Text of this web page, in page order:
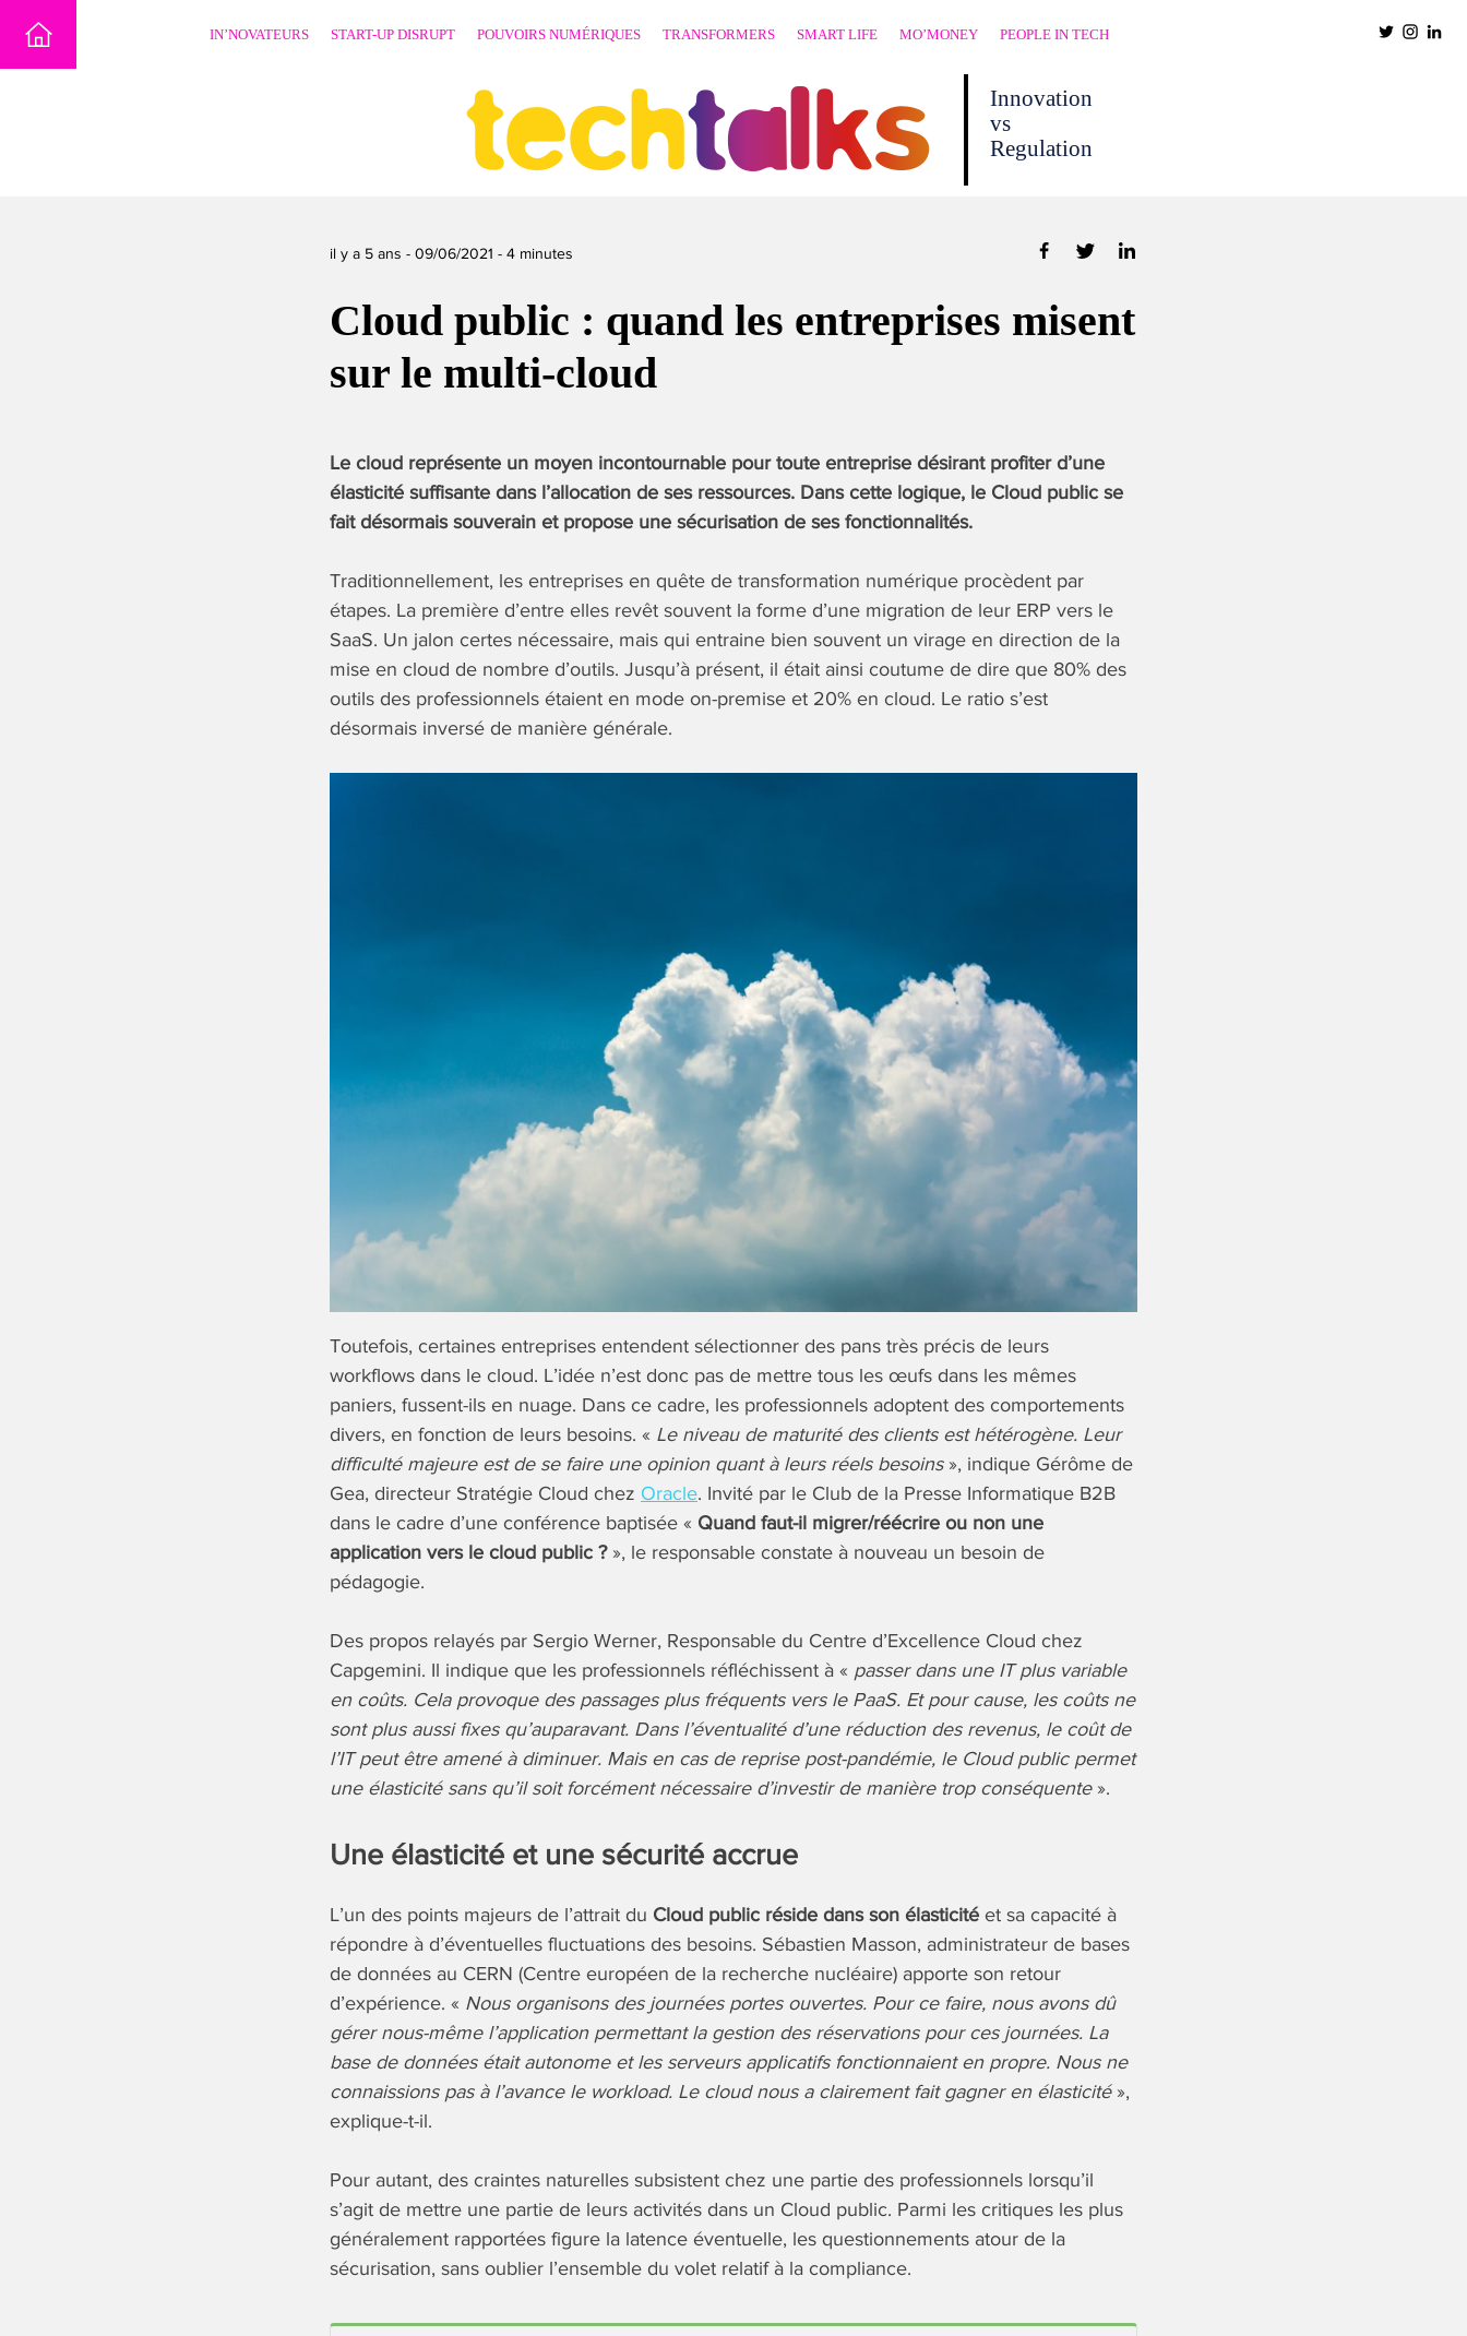
IN’NOVATEURS START-UP DISRUPT POUVOIRS NUMÉRIQUES TRANSFORMERS SMART LIFE MO’MONEY PEOPLE IN TECH
techtalks
Innovation
vs
Regulation
il y a 5 ans - 09/06/2021 - 4 minutes
Cloud public : quand les entreprises misent
sur le multi-cloud
Le cloud représente un moyen incontournable pour toute entreprise désirant profiter d’une
élasticité suffisante dans l’allocation de ses ressources. Dans cette logique, le Cloud public se
fait désormais souverain et propose une sécurisation de ses fonctionnalités.
Traditionnellement, les entreprises en quête de transformation numérique procèdent par
étapes. La première d’entre elles revêt souvent la forme d’une migration de leur ERP vers le
SaaS. Un jalon certes nécessaire, mais qui entraine bien souvent un virage en direction de la
mise en cloud de nombre d’outils. Jusqu’à présent, il était ainsi coutume de dire que 80% des
outils des professionnels étaient en mode on-premise et 20% en cloud. Le ratio s’est
désormais inversé de manière générale.
Toutefois, certaines entreprises entendent sélectionner des pans très précis de leurs
workflows dans le cloud. L’idée n’est donc pas de mettre tous les œufs dans les mêmes
paniers, fussent-ils en nuage. Dans ce cadre, les professionnels adoptent des comportements
divers, en fonction de leurs besoins. « Le niveau de maturité des clients est hétérogène. Leur
difficulté majeure est de se faire une opinion quant à leurs réels besoins», indique Gérôme de
Gea, directeur Stratégie Cloud chez Oracle. Invité par le Club de la Presse Informatique B2B
dans le cadre d’une conférence baptisée « Quand faut-il migrer/réécrire ou non une
application vers le cloud public ?», le responsable constate à nouveau un besoin de
pédagogie.
Des propos relayés par Sergio Werner, Responsable du Centre d’Excellence Cloud chez
Capgemini. Il indique que les professionnels réfléchissent à « passer dans une IT plus variable
en coûts. Cela provoque des passages plus fréquents vers le PaaS. Et pour cause, les coûts ne
sont plus aussi fixes qu’auparavant. Dans l’éventualité d’une réduction des revenus, le coût de
l’IT peut être amené à diminuer. Mais en cas de reprise post-pandémie, le Cloud public permet
une élasticité sans qu’il soit forcément nécessaire d’investir de manière trop conséquente ».
Une élasticité et une sécurité accrue
L’un des points majeurs de l’attrait du Cloud public réside dans son élasticité et sa capacité à
répondre à d’éventuelles fluctuations des besoins. Sébastien Masson, administrateur de bases
de données au CERN (Centre européen de la recherche nucléaire) apporte son retour
d’expérience. « Nous organisons des journées portes ouvertes. Pour ce faire, nous avons dû
gérer nous-même l’application permettant la gestion des réservations pour ces journées. La
base de données était autonome et les serveurs applicatifs fonctionnaient en propre. Nous ne
connaissions pas à l’avance le workload. Le cloud nous a clairement fait gagner en élasticité »,
explique-t-il.
Pour autant, des craintes naturelles subsistent chez une partie des professionnels lorsqu’il
s’agit de mettre une partie de leurs activités dans un Cloud public. Parmi les critiques les plus
généralement rapportées figure la latence éventuelle, les questionnements atour de la
sécurisation, sans oublier l’ensemble du volet relatif à la compliance.